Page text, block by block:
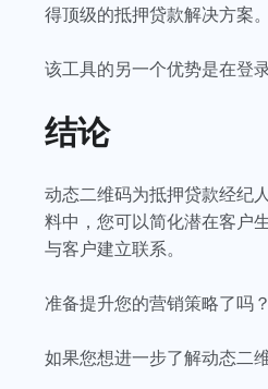
得顶级的抵押贷款解决方案。
该工具的另一个优势是在登
结论
动态二维码为抵押贷款经纪
料中，您可以简化潜在客户
与客户建立联系。
准备提升您的营销策略了吗
如果您想进一步了解动态二